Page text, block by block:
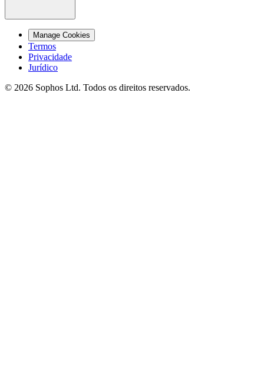
Manage Cookies
Termos
Privacidade
Jurídico
© 2026 Sophos Ltd. Todos os direitos reservados.